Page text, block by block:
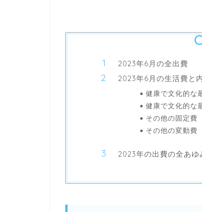
2023年6月の全出費
2023年6月の生活費と
健康で文化的な
健康で文化的な
その他の固定費
その他の変動費
2023年の出費の全あゆ